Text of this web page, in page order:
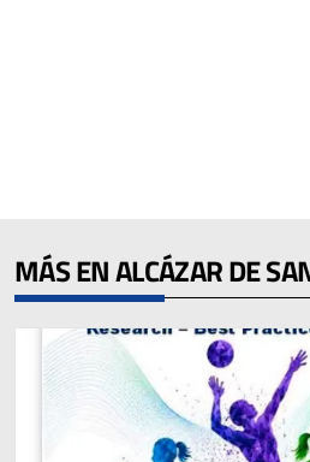
MÁS EN ALCÁZAR DE